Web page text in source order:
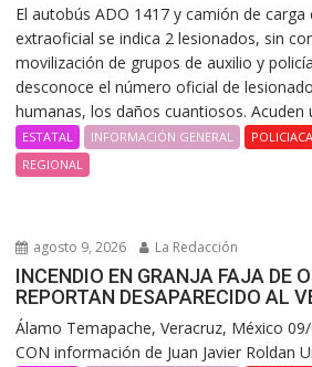
El autobús ADO 1417 y camión de
extraoficial se indica 2 lesionados, sin
movilización de grupos de auxilio y
desconoce el número oficial de
humanas, los daños cuantiosos. Acuden
ESTATAL INFORMACIÓN GENERAL POLICIACA
REGIONAL
agosto 9, 2026 La Redacción
INCENDIO EN GRANJA FAJA DE
REPORTAN DESAPARECIDO AL
Álamo Temapache, Veracruz, México
CON información de Juan Javier Roldan